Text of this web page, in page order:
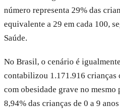
número representa 29% das
equivalente a 29 em cada 100,
Saúde.
No Brasil, o cenário é
contabilizou 1.171.916 crianças
com obesidade grave no
8,94% das crianças de 0 a 9